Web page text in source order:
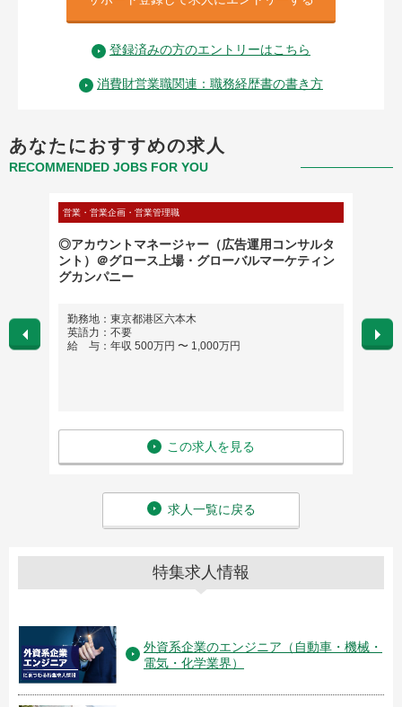
登録済みの方のエントリーはこちら
消費財営業職関連：職務経歴書の書き方
あなたにおすすめの求人
RECOMMENDED JOBS FOR YOU
営業・営業企画・営業管理職
◎アカウントマネージャー（広告運用コンサルタ
ント）＠グロース上場・グローバルマーケティン
グカンパニー
勤務地：東京都港区六本木
英語力：不要
給 与：年収 500万円 〜 1,000万円
この求人を見る
勤務
英語
給
求人一覧に戻る
特集求人情報
外資系企業のエンジニア（自動車・機械・
電気・化学業界）